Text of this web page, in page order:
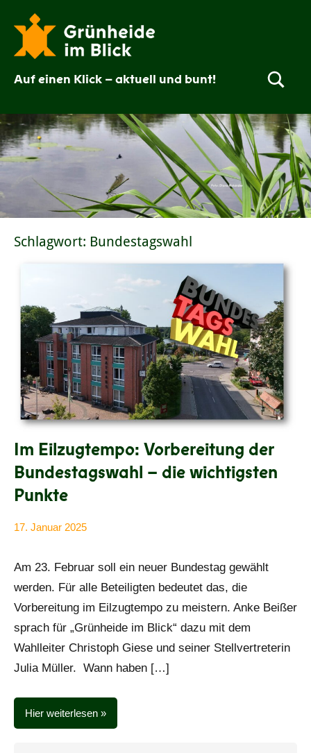
Inhalt
springen
Grünheide
im
Blick
Auf einen Klick – aktuell und bunt!
Schlagwort: Bundestagswahl
Im Eilzugtempo: Vorbereitung der
Bundestagswahl – die wichtigsten
Punkte
17. Januar 2025
Am 23. Februar soll ein neuer Bundestag gewählt
werden. Für alle Beteiligten bedeutet das, die
Vorbereitung im Eilzugtempo zu meistern. Anke Beißer
sprach für „Grünheide im Blick“ dazu mit dem
Wahlleiter Christoph Giese und seiner Stellvertreterin
Julia Müller. Wann haben […]
Hier weiterlesen